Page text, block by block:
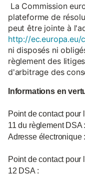
La Commission
plateforme de
peut être jointe à
http://ec.europa.eu/
ni disposés ni
règlement des
d'arbitrage des
Informations en
Point de contact pour
11 du règlement DSA :
Adresse électronique
Point de contact pour
12 DSA :